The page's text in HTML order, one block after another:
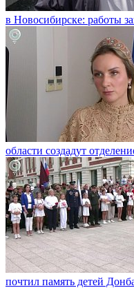
в Новосибирске: работы
области создадут
почтил память детей